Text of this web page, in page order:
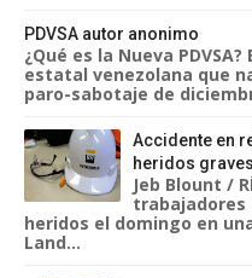
PDVSA autor anonimo
¿Qué es la Nueva
estatal venezolana que
paro-sabotaje de
Accidente en
heridos
Jeb Blount /
heridos el domingo en
Land...